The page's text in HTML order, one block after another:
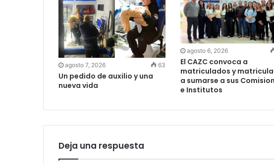
agosto 7, 2026 63
Un pedido de auxilio y una
nueva vida
agosto 6, 2026
El CAZC convoca a
matriculados y
a sumarse a sus
e Institutos
Deja una respuesta